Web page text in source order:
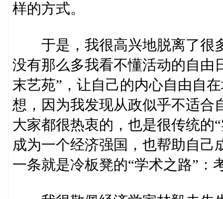
样的方式。
于是，我很高兴地脱离了很
没有那么多我看不懂活动的自由
末艺苑”，让自己的内心自由自
想，因为我发现从政似乎不适合
大家都很热衷的，也是很传统的
成为一个经济强国，也帮助自
一条就是冷板凳的“学术之路”：